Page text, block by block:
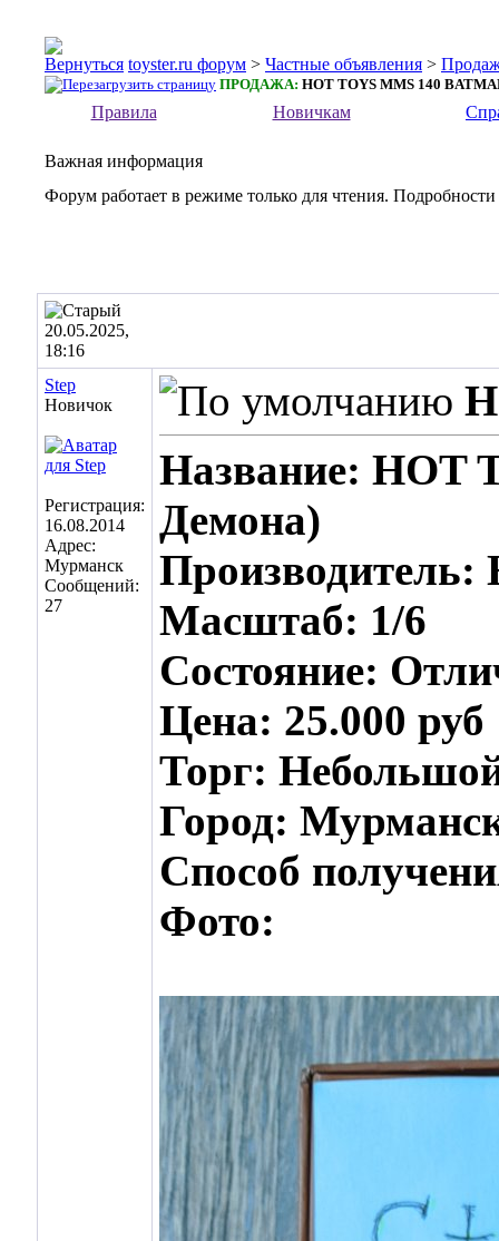
toyster.ru форум > Частные объявления >
ПРОДАЖА: HOT TOYS MMS 140
Правила Новичкам
Важная информация
Форум работает в режиме только для чтения.
20.05.2025,
18:16
Step
Новичок
Регистрация:
16.08.2014
Адрес:
Мурманск
Сообщений:
27
Название: HOT
Демона)
Производитель:
Масштаб: 1/6
Состояние:
Цена: 25.000 руб
Торг:
Город:
Способ
Фото: